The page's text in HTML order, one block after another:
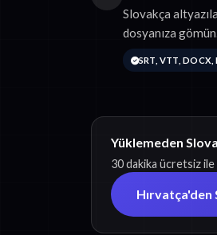
Slovakça
dosyanıza
SRT, VTT, DOCX,
Yüklemeden
30 dakika ücretsiz ile